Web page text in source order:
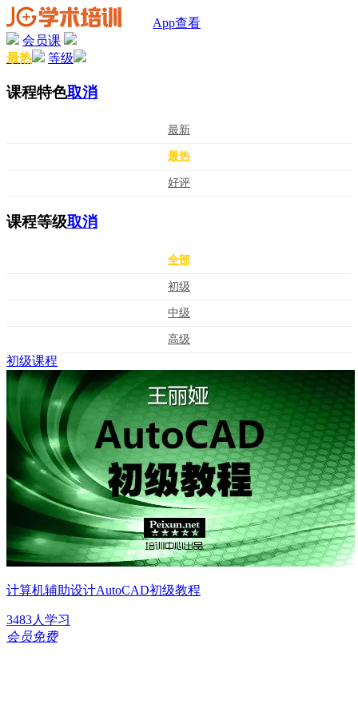
App查看
会员课
最热
等级
课程特色取消
最新
最热
好评
课程等级取消
全部
初级
中级
高级
初级课程
计算机辅助设计AutoCAD初级教程
3483人学习
会员免费